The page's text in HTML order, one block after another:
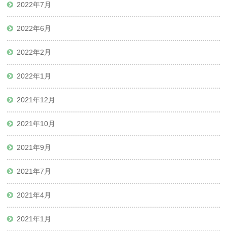
2022年7月
2022年6月
2022年2月
2022年1月
2021年12月
2021年10月
2021年9月
2021年7月
2021年4月
2021年1月